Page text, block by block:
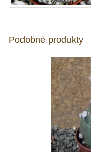
Podobné produkty